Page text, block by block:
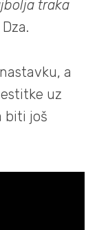
traka
a
uz
biti još